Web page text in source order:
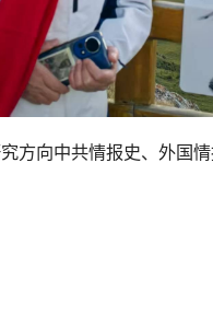
方向中共情报史、外国